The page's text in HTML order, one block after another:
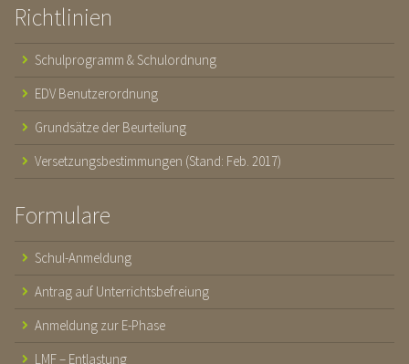
Richtlinien
Schulprogramm & Schulordnung
EDV Benutzerordnung
Grundsätze der Beurteilung
Versetzungsbestimmungen (Stand: Feb. 2017)
Formulare
Schul-Anmeldung
Antrag auf Unterrichtsbefreiung
Anmeldung zur E-Phase
LMF – Entlastung